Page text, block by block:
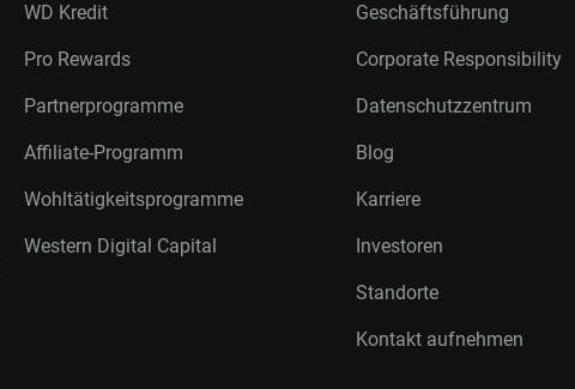
WD Kredit
Pro Rewards
Partnerprogramme
Affiliate-Programm
Wohltätigkeitsprogramme
Western Digital Capital
Geschäftsführung
Corporate Responsibility
Datenschutzzentrum
Blog
Karriere
Investoren
Standorte
Kontakt aufnehmen